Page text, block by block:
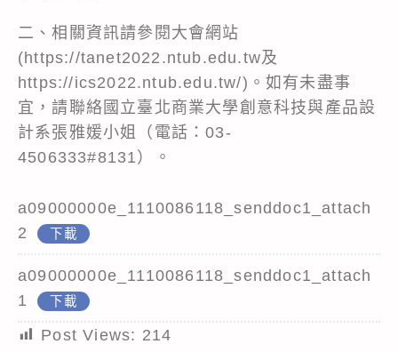
二、相關資訊請參閱大會網站
(https://tanet2022.ntub.edu.tw及
https://ics2022.ntub.edu.tw/)。如有未盡事
宜，請聯絡國立臺北商業大學創意科技與產品設
計系張雅媛小姐（電話：03-
4506333#8131）。
a09000000e_1110086118_senddoc1_attach
2
下載
a09000000e_1110086118_senddoc1_attach
1
下載
Post Views: 214